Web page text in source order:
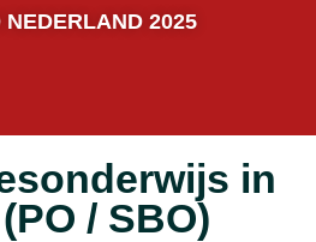
NEDERLAND 2025
in
/ SBO)